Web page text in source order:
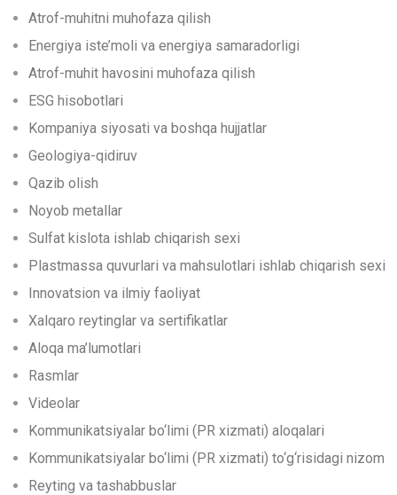
Atrof-muhitni muhofaza qilish
Energiya iste’moli va energiya samaradorligi
Atrof-muhit havosini muhofaza qilish
ESG hisobotlari
Kompaniya siyosati va boshqa hujjatlar
Geologiya-qidiruv
Qazib olish
Noyob metallar
Sulfat kislota ishlab chiqarish sexi
Plastmassa quvurlari va mahsulotlari ishlab chiqarish sexi
Innovatsion va ilmiy faoliyat
Xalqaro reytinglar va sertifikatlar
Aloqa ma’lumotlari
Rasmlar
Videolar
Kommunikatsiyalar bo‘limi (PR xizmati) aloqalari
Kommunikatsiyalar bo‘limi (PR xizmati) to‘g‘risidagi nizom
Reyting va tashabbuslar